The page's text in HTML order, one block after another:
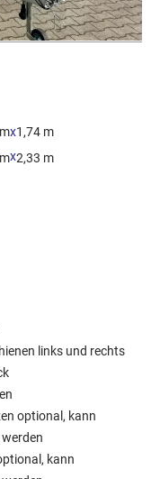
x1,74 m
x2,33 m
links und rechts
optional, kann
kann